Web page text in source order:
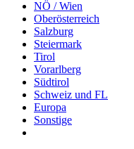
NÖ / Wien
Oberösterreich
Salzburg
Steiermark
Tirol
Vorarlberg
Südtirol
Schweiz und FL
Europa
Sonstige